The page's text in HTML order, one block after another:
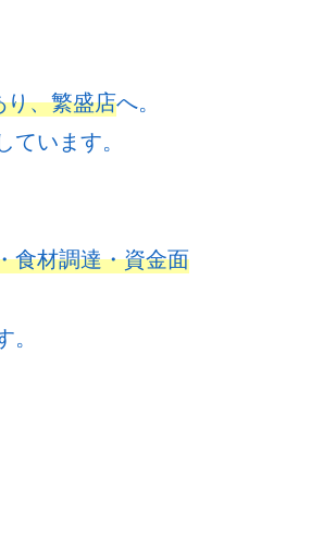
り、繁盛店へ。
います。
食材調達・資金面